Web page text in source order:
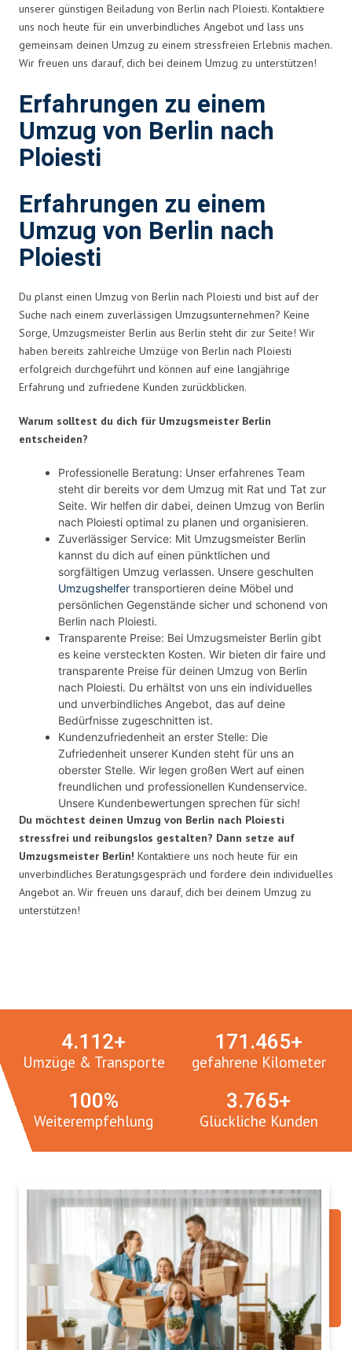
unserer günstigen Beiladung von Berlin nach Ploiesti. Kontaktiere
uns noch heute für ein unverbindliches Angebot und lass uns
gemeinsam deinen Umzug zu einem stressfreien Erlebnis machen.
Wir freuen uns darauf, dich bei deinem Umzug zu unterstützen!
Erfahrungen zu einem
Umzug von Berlin nach
Ploiesti
Erfahrungen zu einem
Umzug von Berlin nach
Ploiesti
Du planst einen Umzug von Berlin nach Ploiesti und bist auf der
Suche nach einem zuverlässigen Umzugsunternehmen? Keine
Sorge, Umzugsmeister Berlin aus Berlin steht dir zur Seite! Wir
haben bereits zahlreiche Umzüge von Berlin nach Ploiesti
erfolgreich durchgeführt und können auf eine langjährige
Erfahrung und zufriedene Kunden zurückblicken.
Warum solltest du dich für Umzugsmeister Berlin
entscheiden?
Professionelle Beratung: Unser erfahrenes Team
steht dir bereits vor dem Umzug mit Rat und Tat zur
Seite. Wir helfen dir dabei, deinen Umzug von Berlin
nach Ploiesti optimal zu planen und organisieren.
Zuverlässiger Service: Mit Umzugsmeister Berlin
kannst du dich auf einen pünktlichen und
sorgfältigen Umzug verlassen. Unsere geschulten
Umzugshelfer transportieren deine Möbel und
persönlichen Gegenstände sicher und schonend von
Berlin nach Ploiesti.
Transparente Preise: Bei Umzugsmeister Berlin gibt
es keine versteckten Kosten. Wir bieten dir faire und
transparente Preise für deinen Umzug von Berlin
nach Ploiesti. Du erhältst von uns ein individuelles
und unverbindliches Angebot, das auf deine
Bedürfnisse zugeschnitten ist.
Kundenzufriedenheit an erster Stelle: Die
Zufriedenheit unserer Kunden steht für uns an
oberster Stelle. Wir legen großen Wert auf einen
freundlichen und professionellen Kundenservice.
Unsere Kundenbewertungen sprechen für sich!
Du möchtest deinen Umzug von Berlin nach Ploiesti
stressfrei und reibungslos gestalten? Dann setze auf
Umzugsmeister Berlin! Kontaktiere uns noch heute für ein
unverbindliches Beratungsgespräch und fordere dein individuelles
Angebot an. Wir freuen uns darauf, dich bei deinem Umzug zu
unterstützen!
Umzüge & Transporte
4.112+
gefahrene Kilometer
171.465+
Weiterempfehlung
100%
Glückliche Kunden
3.765+